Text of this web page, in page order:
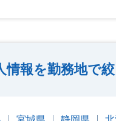
報を勤務地で